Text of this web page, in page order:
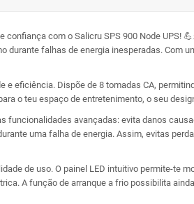
com o Salicru SPS 900 Node UPS!
falhas de energia inesperadas. Com
e eficiência. Dispõe de 8 tomadas CA,
o teu espaço de entretenimento, o seu
funcionalidades avançadas: evita danos
uma falha de energia. Assim, evitas
de uso. O painel LED intuitivo permite-
A função de arranque a frio possibilita